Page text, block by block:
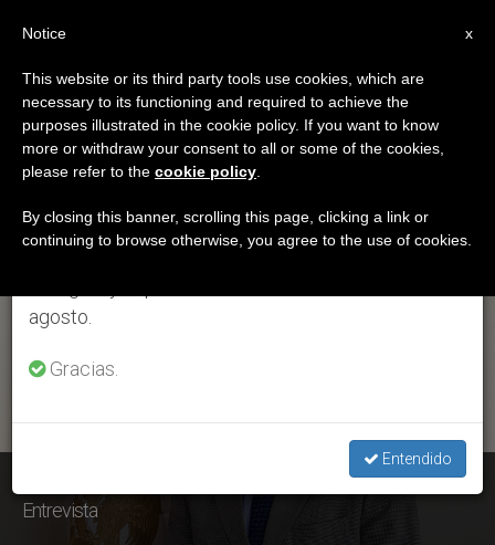
ETIQUETA
Posts Tagged ‘Jaime
Del Arenal’
ÚLTIMAS NOTICIAS
Mexico – Vaticano: 'Las relaciones van por buen camino'.
Entrevista
×
Aviso importante
Del 27 de julio al 7 de agosto haremos la pausa
anual, aprovechando que en el periodo de verano
se generan menos informaciones y también el
agosto.
Gracias.
Entendido
x
Notice
This website or its third party tools use cookies, which are
necessary to its functioning and required to achieve the
purposes illustrated in the cookie policy. If you want to know
more or withdraw your consent to all or some of the cookies,
please refer to the cookie policy
By closing this banner, scrolling this page, clicking a link or
continuing to browse otherwise, you agree to the use of cookies.